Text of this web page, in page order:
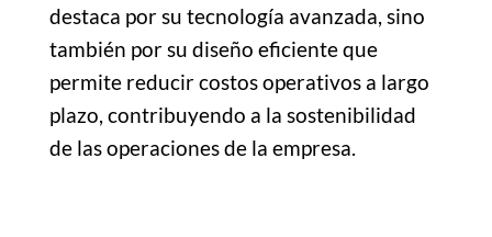
destaca por su tecnología avanzada, sino
también por su diseño eficiente que
permite reducir costos operativos a largo
plazo, contribuyendo a la sostenibilidad
de las operaciones de la empresa.